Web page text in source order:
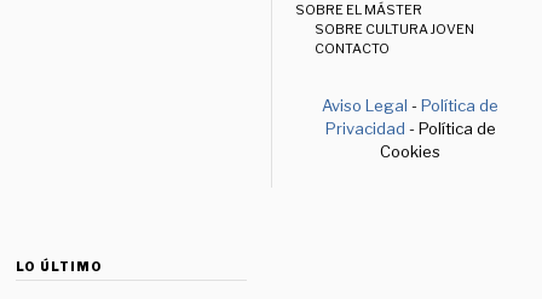
SOBRE EL MÁSTER
SOBRE CULTURA JOVEN
CONTACTO
Aviso Legal -Política de
Privacidad - Política de
Cookies
LO ÚLTIMO